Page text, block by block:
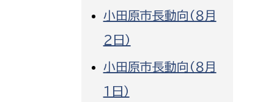
小田原市長動向（８月
２日）
小田原市長動向（８月
１日）